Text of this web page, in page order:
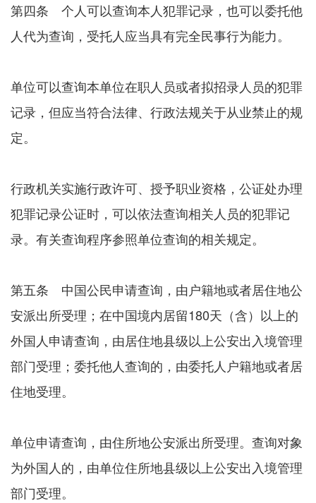
第四条 个人可以查询本人犯罪记录，也可以委托他
人代为查询，受托人应当具有完全民事行为能力。
单位可以查询本单位在职人员或者拟招录人员的犯罪
记录，但应当符合法律、行政法规关于从业禁止的规
定。
行政机关实施行政许可、授予职业资格，公证处办理
犯罪记录公证时，可以依法查询相关人员的犯罪记
录。有关查询程序参照单位查询的相关规定。
第五条 中国公民申请查询，由户籍地或者居住地公
安派出所受理；在中国境内居留180天（含）以上的
外国人申请查询，由居住地县级以上公安出入境管理
部门受理；委托他人查询的，由委托人户籍地或者居
住地受理。
单位申请查询，由住所地公安派出所受理。查询对象
为外国人的，由单位住所地县级以上公安出入境管理
部门受理。